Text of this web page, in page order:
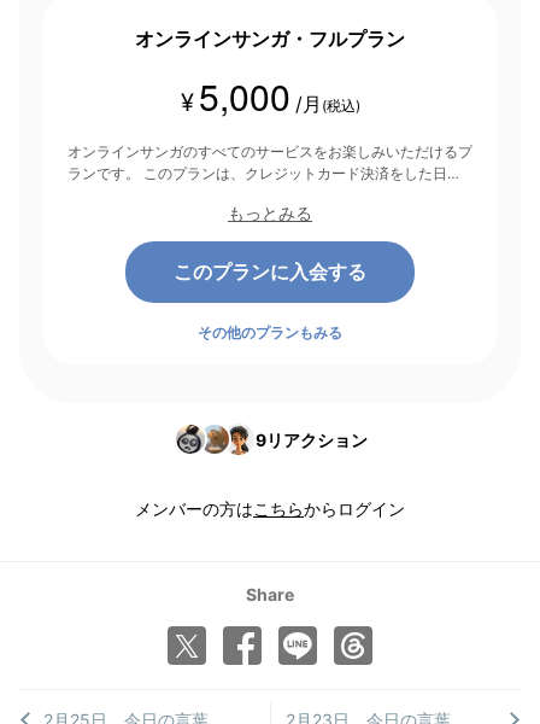
オンラインサンガ・フルプラン
¥ 5,000 /月 (税込)
オンラインサンガのすべてのサービスをお楽しみいただけるプ
ランです。 このプランは、クレジットカード決済をした日を
もっとみる
このプランに入会する
その他のプランもみる
9リアクション
メンバーの方はこちらからログイン
Share